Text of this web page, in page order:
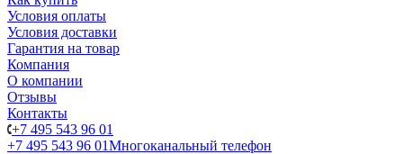
Условия оплаты
Условия доставки
Гарантия на товар
Компания
О компании
Отзывы
Контакты
+7 495 543 96 01
+7 495 543 96 01Многоканальный телефон